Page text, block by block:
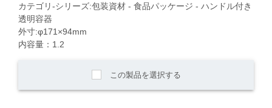
カテゴリ-シリーズ:包装資材 - 食品パッケージ - ハンドル付き
透明容器
外寸:φ171×94mm
内容量：1.2
この製品を選択する